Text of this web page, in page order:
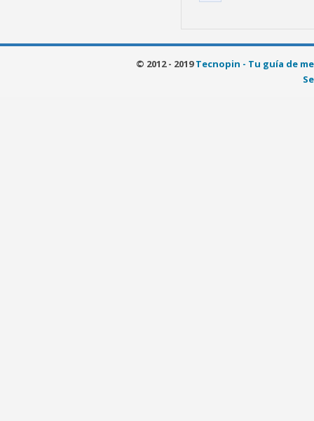
© 2012 - 2019Tecnopin - Tu guía de